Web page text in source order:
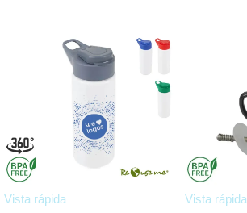
Vista rápida Vista rápida